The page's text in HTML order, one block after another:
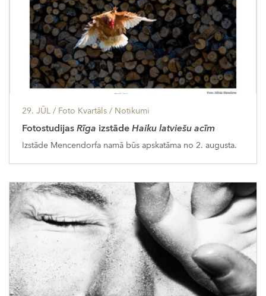
29. JŪL / Foto Kvartāls / Notikumi
FotostudijasRīga izstādeHaiku latviešu acīm
Izstāde Mencendorfa namā būs apskatāma no 2. augusta.